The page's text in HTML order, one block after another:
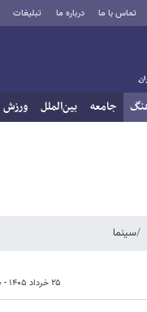
تماس با ما درباره ما تبلیغات
جامعه بین‌الملل ورزش
سینما
۲۵ خرداد ۱۴۰۵ - ۲۰:۳۰